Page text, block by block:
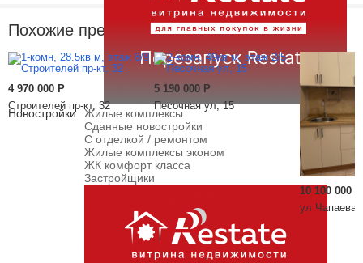
Новостройки
Жилые комплексы
Сданные новостройки
С отделкой / ремонтом
Жилые комплексы эконом
ЖК комфорт класса
Застройщики
Похожие предложения
4 970 000 Р
Строителей пр-кт, 32
5 190 000 Р
Песочная ул, 15
10 100 000
ул Чапаева,